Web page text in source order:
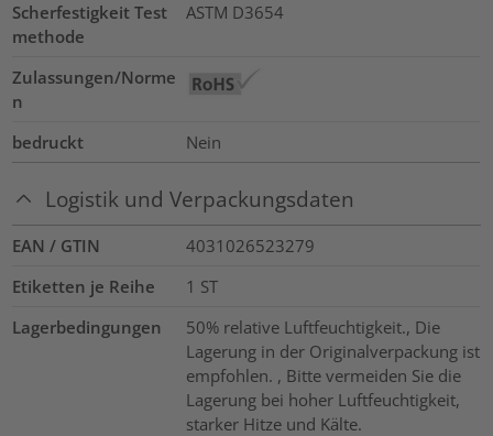
Scherfestigkeit Test
methode
ASTM D3654
Zulassungen/Norme
n
bedruckt
Nein
Logistik und Verpackungsdaten
EAN / GTIN
4031026523279
Etiketten je Reihe
1 ST
Lagerbedingungen
50% relative Luftfeuchtigkeit., Die
Lagerung in der Originalverpackung ist
empfohlen. , Bitte vermeiden Sie die
Lagerung bei hoher Luftfeuchtigkeit,
starker Hitze und Kälte.